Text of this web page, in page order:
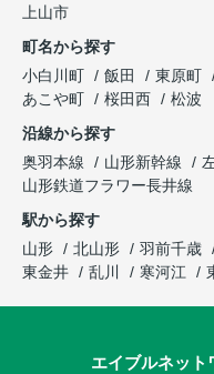
上山市
町名から探す
小白川町
飯田 東原町
あこや町
桜田西
松波
沿線から探す
奥羽本線
山形新幹線
山形鉄道フラワー長井線
駅から探す
山形
北山形 羽前千歳
東金井
乱川 寒河江
エイブルネット